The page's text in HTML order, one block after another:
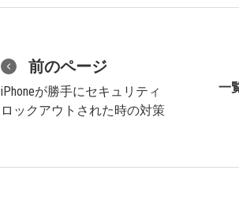
前のページ
iPhoneが勝手にセキュリティ
ロックアウトされた時の対策
一